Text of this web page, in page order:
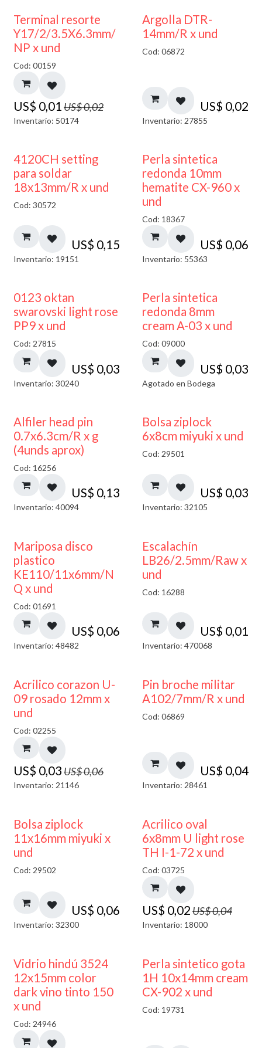
50% DESCUENTO
Terminal resorte
Y17/2/3.5X6.3mm/
NP x und
Cod: 00159
US$ 0,01 US$0,02
Inventario: 50174
Argolla DTR-
14mm/R x und
Cod: 06872
US$ 0,02
Inventario: 27855
4120CH setting
para soldar
18x13mm/R x und
Cod: 30572
US$ 0,15
Inventario: 19151
Perla sintetica
redonda 10mm
hematite CX-960 x
und
Cod: 18367
US$ 0,06
Inventario: 55363
0123 oktan
swarovski light rose
PP9 x und
Cod: 27815
US$ 0,03
Inventario: 30240
AGOTADO
Perla sintetica
redonda 8mm
cream A-03 x und
Cod: 09000
US$ 0,03
Agotado en Bodega
Alfiler head pin
0.7x6.3cm/R x g
(4unds aprox)
Cod: 16256
US$ 0,13
Inventario: 40094
¡NUEVO!
Bolsa ziplock
6x8cm miyuki x und
Cod: 29501
US$ 0,03
Inventario: 32105
Mariposa disco
plastico
KE110/11x6mm/N
Q x und
Cod: 01691
US$ 0,06
Inventario: 48482
Escalachín
LB26/2.5mm/Raw x
und
Cod: 16288
US$ 0,01
Inventario: 470068
50% DESCUENTO
Acrilico corazon U-
09 rosado 12mm x
und
Cod: 02255
US$ 0,03US$0,06
Inventario: 21146
Pin broche militar
A102/7mm/R x und
Cod: 06869
US$ 0,04
Inventario: 28461
¡NUEVO!
Bolsa ziplock
11x16mm miyuki x
und
Cod: 29502
US$ 0,06
Inventario: 32300
50% DESCUENTO
Acrilico oval
6x8mm U light rose
TH I-1-72 x und
Cod: 03725
US$ 0,02US$0,04
Inventario: 18000
40% DESCUENTO
Vidrio hindú 3524
12x15mm color
dark vino tinto 150
x und
Cod: 24946
Perla sintetico gota
1H 10x14mm cream
CX-902 x und
Cod: 19731